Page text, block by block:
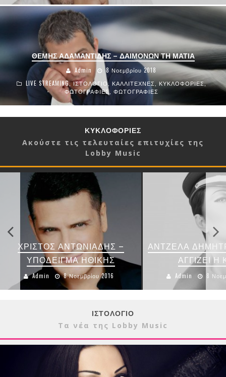
ΘΕΜΗΣ ΑΔΑΜΑΝΤΙΔΗΣ – ΔΑΙΜΟΝΩΝ ΤΗ ΜΑΤΙΑ
Admin
8 Νοεμβρίου 2018
LIVE STREAMING,ΙΣΤΟΛΟΓΙΟ, ΚΑΛΛΙΤΕΧΝΕΣ,ΚΥΚΛΟΦΟΡΙΕΣ,
ΦΩΤΟΓΡΑΦΙΕΣ, ΦΩΤΟΓΡΑΦΙΕΣ
ΚΥΚΛΟΦΟΡΙΕΣ
Ακούστε τις τελευταίες επιτυχίες της
Lobby Music
ΧΡΙΣΤΟΣ ΑΝΤΩΝΙΑΔΗΣ –
ΥΠΟΔΕΙΓΜΑ ΗΘΙΚΗΣ
Admin 8 Νοεμβρίου 2016
ΑΝΤΖΕΛΑ
ΑΓΓΙΖΕΙ Η
Admin 8
ΙΣΤΟΛΟΓΙΟ
Τα νέα της Lobby Music